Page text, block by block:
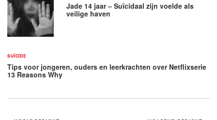
Jade 14 jaar – Suïcidaal zijn voelde als
veilige haven
SUÏCIDE
Tips voor jongeren, ouders en leerkrachten over Netflixserie
13 Reasons Why